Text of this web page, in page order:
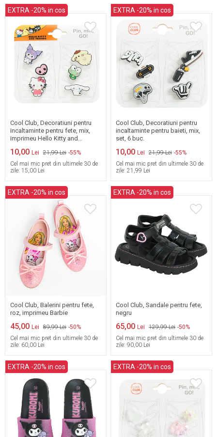
EXTRA -20% in cos
Cool Club, Decoratiuni pentru
incaltaminte pentru fete, mix,
imprimeu Hello Kitty and
10,00 Lei 21,99 Lei -55%
Cel mai mic pret din ultimele 30 de
zile: 15,00 Lei
EXTRA -20% in cos
Cool Club, Decoratiuni pentru
incaltaminte pentru baieti, mix,
set, 6 buc.
10,00 Lei 21,99 Lei -55%
Cel mai mic pret din ultimele 30 de
zile: 21,99 Lei
EXTRA -20% in cos
Cool Club, Balerini pentru fete,
roz, imprimeu Barbie
45,00 Lei 89,99 Lei -50%
Cel mai mic pret din ultimele 30 de
zile: 60,00 Lei
EXTRA -20% in cos
Cool Club, Sandale pentru fete,
negru
65,00 Lei 129,99 Lei -50%
Cel mai mic pret din ultimele 30 de
zile: 90,00 Lei
EXTRA -20% in cos EXTRA -20% in cos